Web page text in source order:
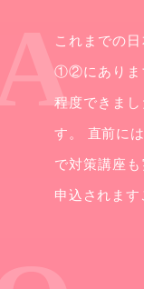
これまでの
①②にありま
程度できま
す。 直前に
で対策講座
申込されます